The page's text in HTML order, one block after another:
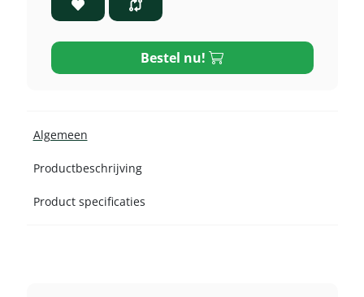
Bestel nu!
Algemeen
Productbeschrijving
Product specificaties